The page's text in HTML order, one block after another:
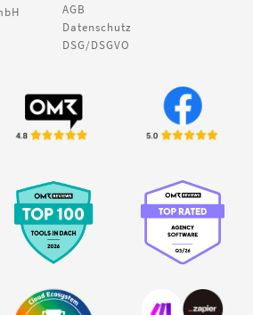
AGB
Datenschutz
DSG/DSGVO